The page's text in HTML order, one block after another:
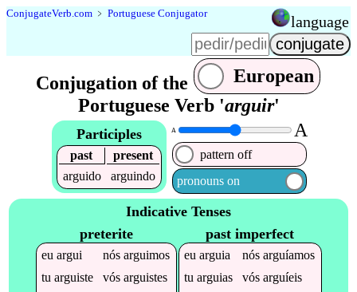
ConjugateVerb.com ﹥ Portuguese Conjugator language
Conjugation of the
European
Portuguese Verb 'arguir'
Participles
past
present
arguido
arguindo
A A
pattern off
pronouns on
Indicative Tenses
preterite
euargui nósarguimos
tuarguiste vósarguistes
past imperfect
euarguia nósarguíamos
tuarguias vósarguíeis